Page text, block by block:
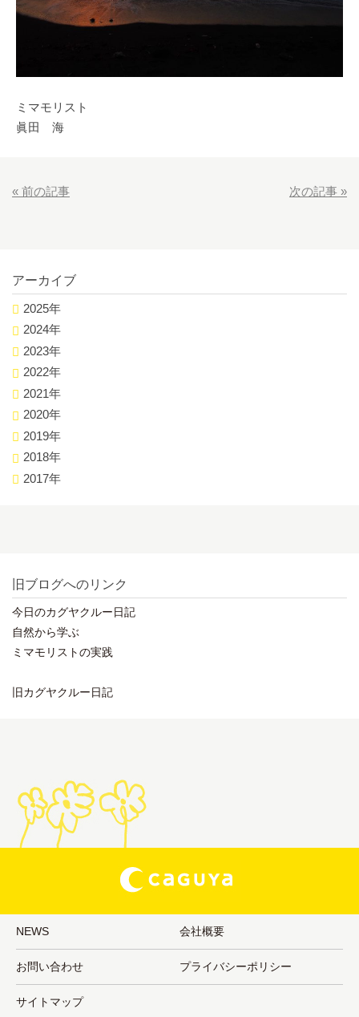
ミマモリスト
眞田 海
« 前の記事 次の記事 »
アーカイブ
2025年
2024年
2023年
2022年
2021年
2020年
2019年
2018年
2017年
旧ブログへのリンク
今日のカグヤクルー日記
自然から学ぶ
ミマモリストの実践
旧カグヤクルー日記
NEWS 会社概要
お問い合わせ プライバシーポリシー
サイトマップ